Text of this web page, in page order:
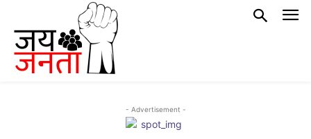
- Advertisement -